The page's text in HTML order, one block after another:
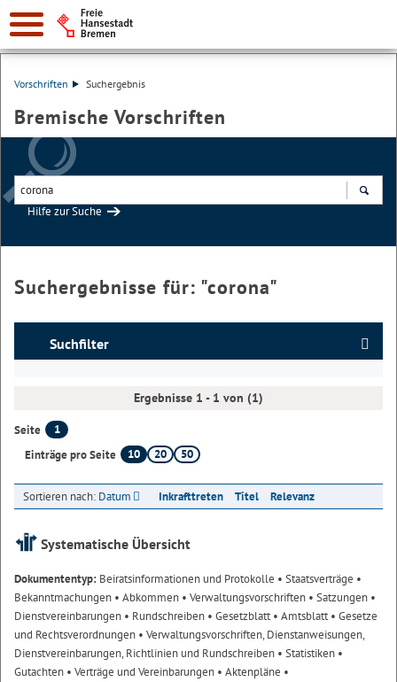
Vorschriften Suchergebnis
Bremische Vorschriften
Hilfe zur Suche
Suchergebnisse für: "corona"
Suchfilter
Ergebnisse 1 - 1 von (1)
Seite
1
Einträge pro Seite
10 20 50
Sortieren nach: Datum Inkrafttreten Titel Relevanz
Systematische Übersicht
Dokumententyp: Beiratsinformationen und Protokolle • Staatsverträge •
Bekanntmachungen • Abkommen • Verwaltungsvorschriften • Satzungen •
Dienstvereinbarungen • Rundschreiben • Gesetzblatt• Amtsblatt• Gesetze
und Rechtsverordnungen • Verwaltungsvorschriften, Dienstanweisungen,
Dienstvereinbarungen, Richtlinien und Rundschreiben • Statistiken •
Gutachten • Verträge und Vereinbarungen • Aktenpläne •